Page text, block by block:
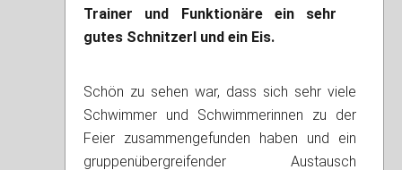
Trainer und Funktionäre ein sehr
gutes Schnitzerl und ein Eis.
Schön zu sehen war, dass sich sehr viele
Schwimmer und Schwimmerinnen zu der
Feier zusammengefunden haben und ein
gruppenübergreifender Austausch